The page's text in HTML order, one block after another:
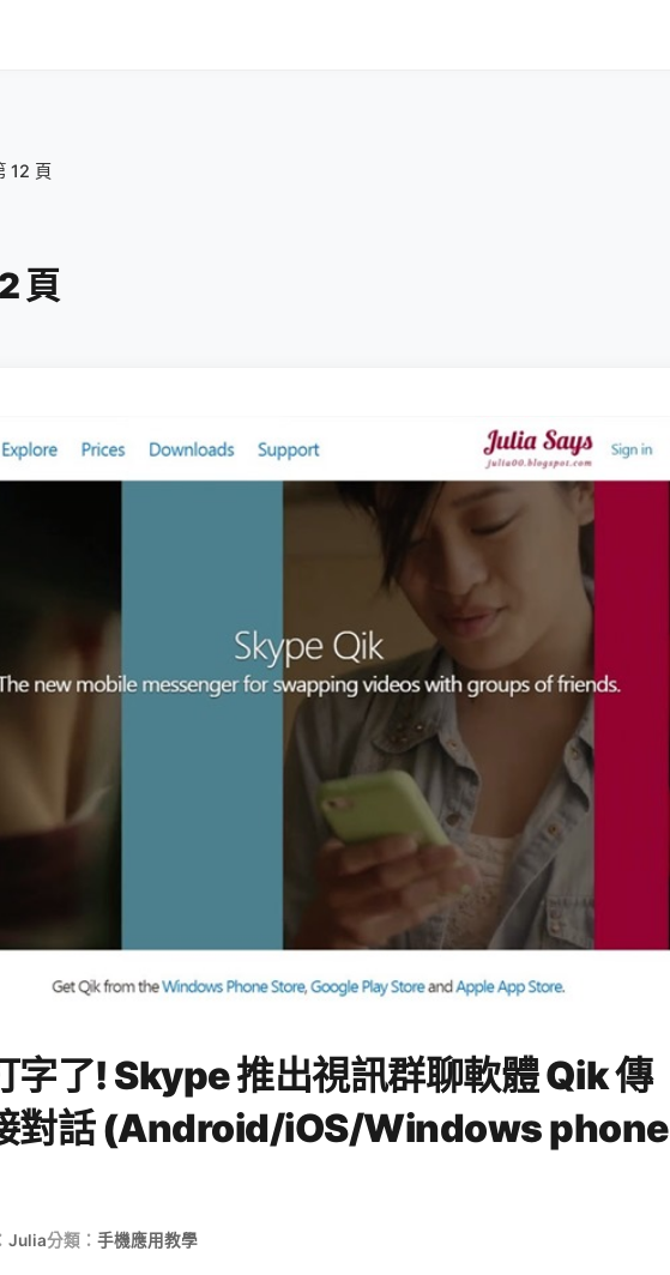
12 頁
頁
字了! Skype 推出視訊群聊軟體 Qik 傳
對話 (Android/iOS/Windows phone
Julia分類： 手機應用教學